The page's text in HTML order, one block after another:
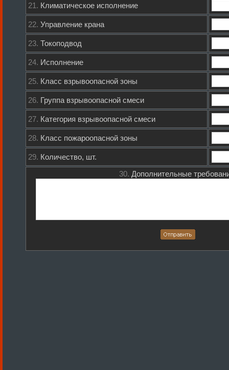
21. Климатическое исполнение
22. Управление крана
23. Токоподвод
24. Исполнение
25. Класс взрывоопасной зоны
26. Группа взрывоопасной смеси
27. Категория взрывоопасной смеси
28. Класс пожароопасной зоны
29. Количество, шт.
30. Дополнительные